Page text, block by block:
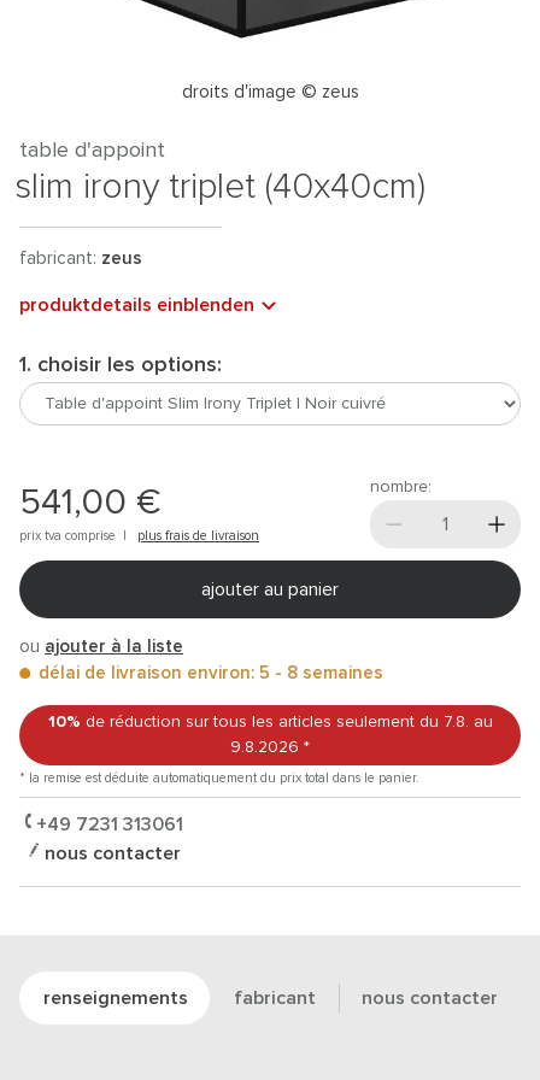
droits d'image © zeus
table d'appoint
slim irony triplet (40x40cm)
fabricant: zeus
produktdetails einblenden
1. choisir les options:
541,00 €
prix tva comprise | plus frais de livraison
nombre:
ajouter au panier
ou ajouter à la liste
délai de livraison environ: 5 - 8 semaines
10% de réduction sur tous les articles seulement du 7.8. au
9.8.2026 *
* la remise est déduite automatiquement du prix total dans le panier.
+49 7231 313061
nous contacter
renseignements fabricant nous contacter